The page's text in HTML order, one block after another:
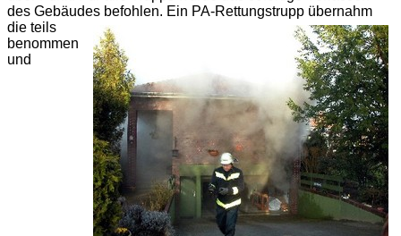
des Gebäudes befohlen. Ein PA-Rettungstrupp übernahm
die teils
benommen
und